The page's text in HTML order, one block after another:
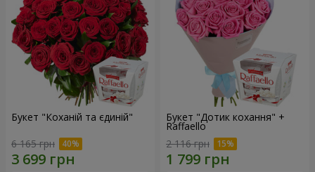
Букет "Коханій та єдиній"
6 165 грн
Букет "Дотик кохання" +
Raffaello
2 116 грн